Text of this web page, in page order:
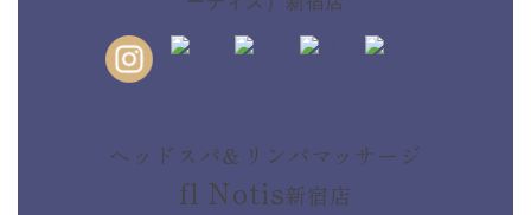
ヘッドスパ＆リンパマッサージ
fl Notis新宿店